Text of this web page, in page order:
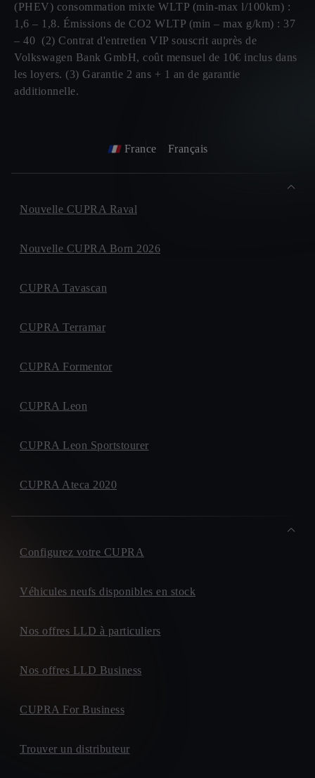
(PHEV) consommation mixte WLTP (min-max l/100km) :
1,6 – 1,8. Émissions de CO2 WLTP (min – max g/km) : 37
– 40 (2) Contrat d'entretien VIP souscrit auprès de
Volkswagen Bank GmbH, coût mensuel de 10€ inclus dans
les loyers. (3) Garantie 2 ans + 1 an de garantie
additionnelle.
France Français
Nouvelle CUPRA Raval
Nouvelle CUPRA Born 2026
CUPRA Tavascan
CUPRA Terramar
CUPRA Formentor
CUPRA Leon
CUPRA Leon Sportstourer
CUPRA Ateca 2020
Configurez votre CUPRA
Véhicules neufs disponibles en stock
Nos offres LLD à particuliers
Nos offres LLD Business
CUPRA For Business
Trouver un distributeur